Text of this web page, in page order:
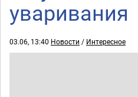
уваривания
03.06, 13:40 Новости / Интересное